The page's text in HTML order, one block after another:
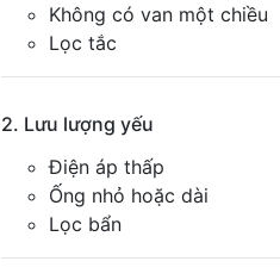
Không có van một chiều
Lọc tắc
2. Lưu lượng yếu
Điện áp thấp
Ống nhỏ hoặc dài
Lọc bẩn